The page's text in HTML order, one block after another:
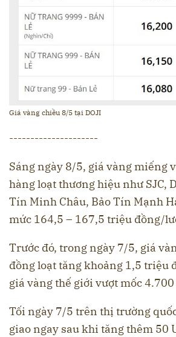
Giá vàng chiều 8/5 tại DOJI
---------------------
Sáng ngày 8/5, giá vàng miếng
hàng loạt thương hiệu như SJC,
Tín Minh Châu, Bảo Tín Mạnh
mức 164,5 – 167,5 triệu đồng/
Trước đó, trong ngày 7/5, giá
đồng loạt tăng khoảng 1,5 triệu
giá vàng thế giới vượt mốc
Tối ngày 7/5 trên thị trường
giao ngay sau khi tăng thêm 50